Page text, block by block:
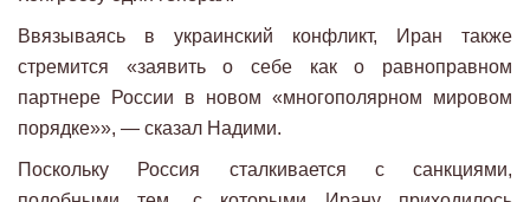
Ввязываясь в украинский конфликт, Иран также
стремится «заявить о себе как о равноправном
партнере России в новом «многополярном мировом
порядке»», — сказал Надими.
Поскольку Россия сталкивается с санкциями,